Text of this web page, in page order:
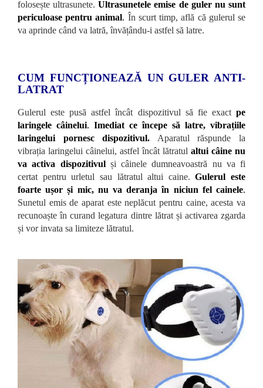
folosește ultrasunete. Ultrasunetele emise de guler nu sunt
periculoase pentru animal. În scurt timp, află că gulerul se
va aprinde când va latră, învățându-i astfel să latre.
CUM FUNCȚIONEAZĂ UN GULER ANTI-
LATRAT
Gulerul este pusă astfel încât dispozitivul să fie exact pe
laringele câinelui. Imediat ce începe să latre, vibrațiile
laringelui pornesc dispozitivul. Aparatul răspunde la
vibrația laringelui câinelui, astfel încât lătratul altui câine nu
va activa dispozitivulși câinele dumneavoastră nu va fi
certat pentru urletul sau lătratul altui caine.Gulerul este
foarte ușor și mic, nu va deranja în niciun fel cainele.
Sunetul emis de aparat este neplăcut pentru caine, acesta va
recunoaște în curand legatura dintre lătrat și activarea zgarda
și vor invata sa limiteze lătratul.